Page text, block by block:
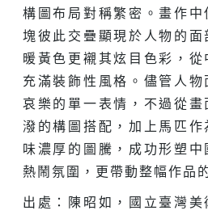
構圖布局對稱繁密。畫作
塊彼此交疊顯現於人物的
暖黃色更襯其炫目色彩，
充滿裝飾性風格。儘管人
哀樂的單一表情，不過從
潑的構圖搭配，加上馬匹
味濃厚的圖騰，成功形塑
熱鬧氛圍，更帶動整幅作品
出處：陳昭如，國立臺灣美